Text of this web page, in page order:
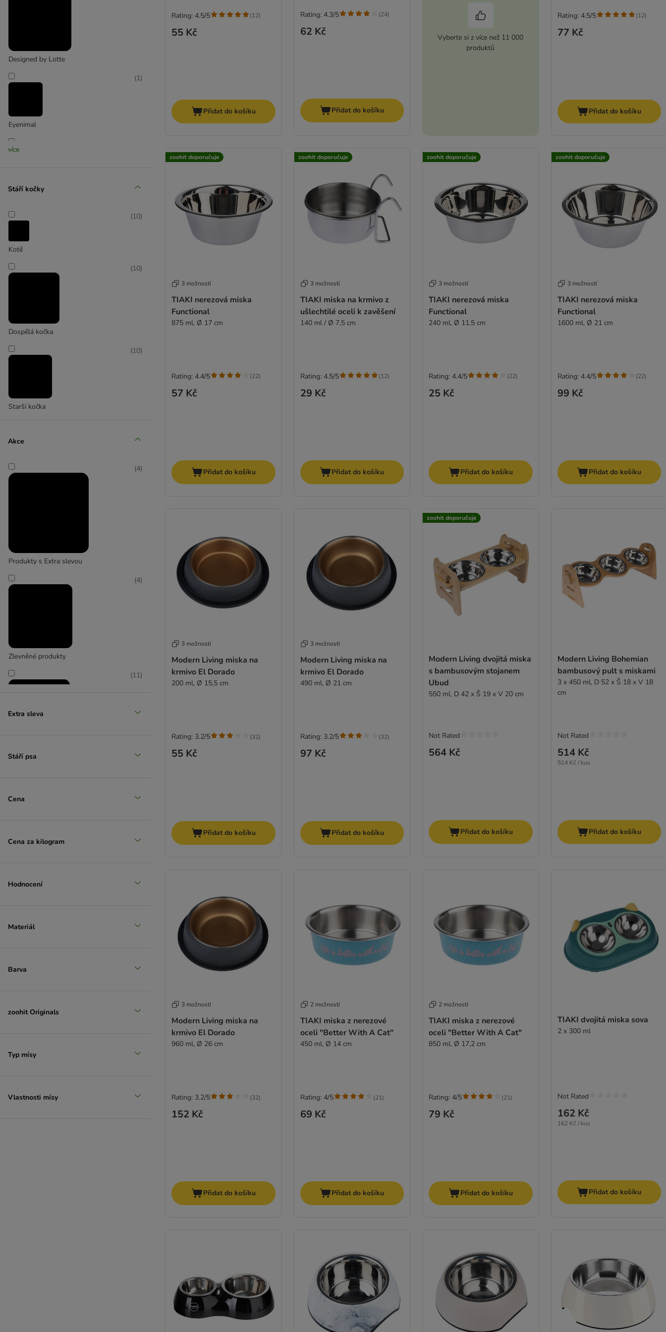
Designed by Lotte
Eyenimal
(1)
Flamingo
Hunter
(1)
více
Stáří kočky
Kotě
(10)
Dospělá kočka
(10)
Starší kočka
(10)
Akce
Produkty s Extra slevou
(4)
Zlevněné produkty
(4)
(11)
Extra sleva
Stáří psa
Cena
Cena za kilogram
Hodnocení
Materiál
Barva
zoohit Originals
Typ mísy
Vlastnosti mísy
55 Kč
Rating: 4.5/5 (12)
Přidat do košíku
62 Kč
Rating: 4.3/5 (24)
Přidat do košíku
Vyberte si z více než 11 000
produktů
77 Kč
Rating: 4.5/5 (12)
Přidat do košíku
zoohit doporučuje
3 možností
TIAKI nerezová miska
Functional
875 ml, Ø 17 cm
57 Kč
Rating: 4.4/5 (22)
Přidat do košíku
zoohit doporučuje
3 možností
TIAKI miska na krmivo z
ušlechtilé oceli k zavěšení
140 ml / Ø 7,5 cm
29 Kč
Rating: 4.5/5 (12)
Přidat do košíku
zoohit doporučuje
3 možností
TIAKI nerezová miska
Functional
240 ml, Ø 11,5 cm
25 Kč
Rating: 4.4/5 (22)
Přidat do košíku
zoohit doporučuje
3 možností
TIAKI nerezová miska
Functional
1600 ml, Ø 21 cm
99 Kč
Rating: 4.4/5 (22)
Přidat do košíku
3 možností
Modern Living miska na
krmivo El Dorado
200 ml, Ø 15,5 cm
55 Kč
Rating: 3.2/5 (32)
Přidat do košíku
3 možností
Modern Living miska na
krmivo El Dorado
490 ml, Ø 21 cm
97 Kč
Rating: 3.2/5 (32)
Přidat do košíku
zoohit doporučuje
Modern Living dvojitá miska
s bambusovým stojanem
Ubud
550 ml, D 42 x Š 19 x V 20 cm
564 Kč
Not Rated
Přidat do košíku
Modern Living Bohemian
bambusový pult s miskami
3 x 450 ml, D 52 x Š 18 x V 18
cm
514 Kč
514 Kč / kus
Not Rated
Přidat do košíku
3 možností
Modern Living miska na
krmivo El Dorado
960 ml, Ø 26 cm
152 Kč
Rating: 3.2/5 (32)
Přidat do košíku
2 možností
TIAKI miska z nerezové
oceli "Better With A Cat"
450 ml, Ø 14 cm
69 Kč
Rating: 4/5 (21)
Přidat do košíku
2 možností
TIAKI miska z nerezové
oceli "Better With A Cat"
850 ml, Ø 17,2 cm
79 Kč
Rating: 4/5 (21)
Přidat do košíku
TIAKI dvojitá miska sova
2 x 300 ml
162 Kč
162 Kč / kus
Not Rated
Přidat do košíku